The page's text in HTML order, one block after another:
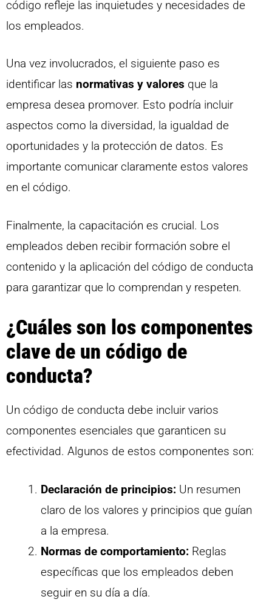
código refleje las inquietudes y necesidades de
los empleados.
Una vez involucrados, el siguiente paso es
identificar las normativas y valores que la
empresa desea promover. Esto podría incluir
aspectos como la diversidad, la igualdad de
oportunidades y la protección de datos. Es
importante comunicar claramente estos valores
en el código.
Finalmente, la capacitación es crucial. Los
empleados deben recibir formación sobre el
contenido y la aplicación del código de conducta
para garantizar que lo comprendan y respeten.
¿Cuáles son los componentes
clave de un código de
conducta?
Un código de conducta debe incluir varios
componentes esenciales que garanticen su
efectividad. Algunos de estos componentes son:
Declaración de principios: Un resumen
claro de los valores y principios que guían
a la empresa.
Normas de comportamiento: Reglas
específicas que los empleados deben
seguir en su día a día.